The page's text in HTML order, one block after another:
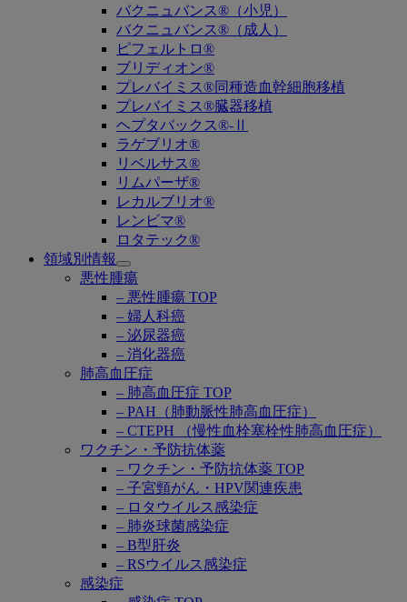
バクニュバンス®（小児）
バクニュバンス®（成人）
ピフェルトロ®
ブリディオン®
プレバイミス®同種造血幹細胞移植
プレバイミス®臓器移植
ヘプタバックス®-Ⅱ
ラゲブリオ®
リベルサス®
リムパーザ®
レカルブリオ®
レンビマ®
ロタテック®
領域別情報
Open
submenu
悪性腫瘍
– 悪性腫瘍 TOP
– 婦人科癌
– 泌尿器癌
– 消化器癌
肺高血圧症
– 肺高血圧症 TOP
– PAH（肺動脈性肺高血圧症）
– CTEPH （慢性血栓塞栓性肺高血圧症）
ワクチン・予防抗体薬
– ワクチン・予防抗体薬 TOP
– 子宮頸がん・HPV関連疾患
– ロタウイルス感染症
– 肺炎球菌感染症
– B型肝炎
– RSウイルス感染症
感染症